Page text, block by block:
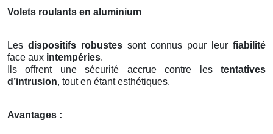
Volets roulants en aluminium
Les dispositifs robustes sont connus pour leur fiabilité
face aux intempéries.
Ils offrent une sécurité accrue contre les tentatives
d’intrusion, tout en étant esthétiques.
Avantages :